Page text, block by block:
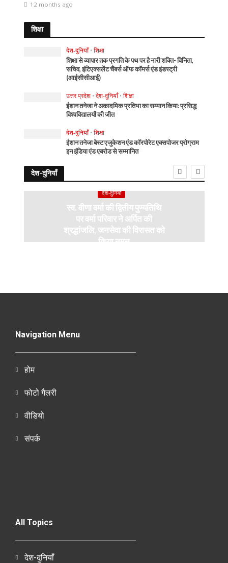
12 months ago
शिक्षा
देश-दुनियाँ • शिक्षा
शिक्षा से व्यापार तक प्रगति के पथ पर है नारी शक्ति- विनिता,
सचिव, इंटिएक्सलेंट चैंबर्स ऑफ कॉमर्स एंड इंडस्ट्री
(आईसीसीआई)
उत्तर प्रदेश • देश-दुनियाँ • शिक्षा
ईशान तनेजा ने अकादमिक प्रतिभा का सम्मान किया: प्रसिद्ध
विश्वविद्यालयों की जीत
देश-दुनियाँ • शिक्षा
ईशान तनेजा बेस्ट एजुकेशन एंड कॉरपोरेट एक्सपोजर प्रोग्राम
इन इंडिया एंड एबरोड से सम्मानित
देश-दुनियाँ
देश-दुनियाँ
स्व. वीणा वर्मा की द्वितीय पुण्यतिथि
पर वर्मा परिवार ने अर्पित की
श्रद्धांजलि, जनसेवा की विरासत को
किया नमन
Navigation Menu
होम
फोटो गैलरी
वीडियो
संपर्क
All Topics
देश-दुनियाँ